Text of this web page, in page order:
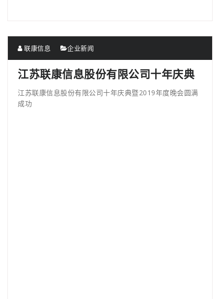
联康信息 企业新闻
江苏联康信息股份有限公司十年庆典
江苏联康信息股份有限公司十年庆典暨2019年度晚会圆满
成功